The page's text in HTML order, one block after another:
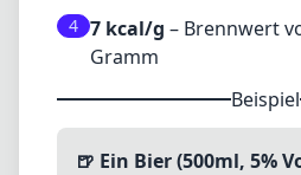
4 7 kcal/g – Brennwert
Gramm
Beispiel
🍺 Ein Bier (500ml, 5%